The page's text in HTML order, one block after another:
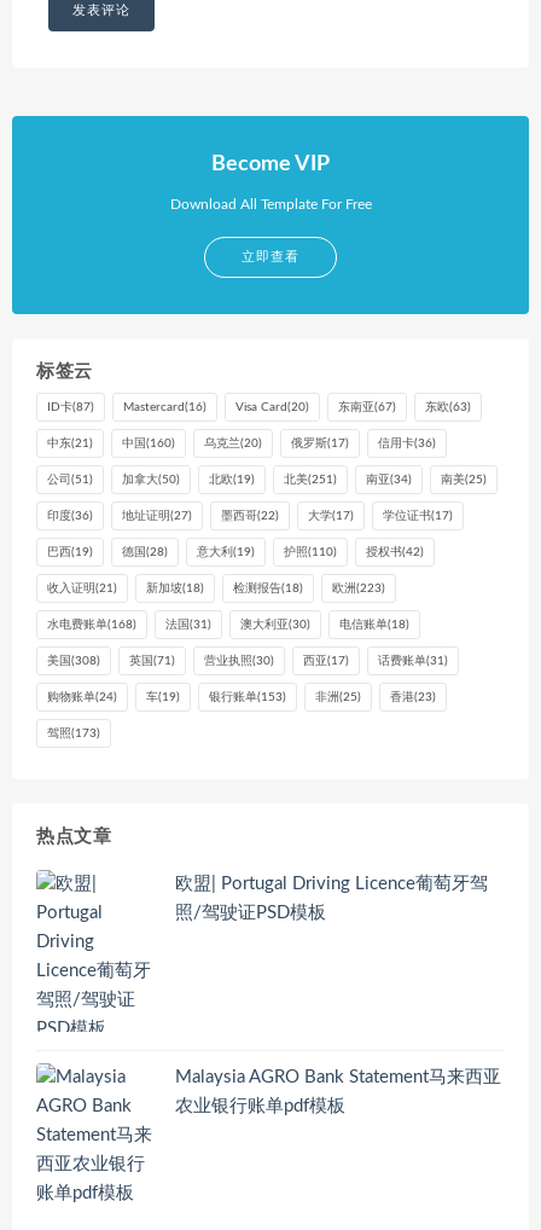
Become VIP
Download All Template For Free
立即查看
标签云
ID卡(87) Mastercard (16) Visa Card (20) 东南亚(67) 东欧(63)
中东(21) 中国 (160) 乌克兰(20) 俄罗斯(17) 信用卡(36)
公司 (51) 加拿大(50) 北欧(19) 北美(251) 南亚(34) 南美(25)
印度(36) 地址证明 (27) 墨西哥(22) 大学(17) 学位证书(17)
巴西(19) 德国 (28) 意大利 (19) 护照(110) 授权书(42)
收入证明 (21) 新加坡(18) 检测报告(18) 欧洲 (223)
水电费账单(168) 法国 (31) 澳大利亚(30) 电信账单(18)
美国 (308) 英国 (71) 营业执照(30) 西亚(17) 话费账单(31)
购物账单(24) 车(19) 银行账单(153) 非洲 (25) 香港(23)
驾照(173)
热点文章
欧盟| Portugal Driving Licence葡萄牙驾
照/驾驶证PSD模板
Malaysia AGRO Bank Statement马来西亚
农业银行账单pdf模板